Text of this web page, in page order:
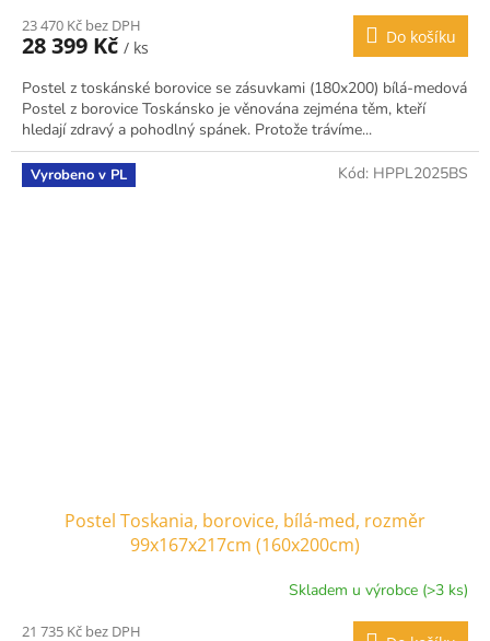
23 470 Kč bez DPH
28 399 Kč / ks
Do košíku
Postel z toskánské borovice se zásuvkami (180x200) bílá-medová
Postel z borovice Toskánsko je věnována zejména těm, kteří
hledají zdravý a pohodlný spánek. Protože trávíme...
Vyrobeno v PL
Postel Toskania, borovice, bílá-med, rozměr
99x167x217cm (160x200cm)
Skladem u výrobce (>3 ks)
21 735 Kč bez DPH
Kód: HPPL2025BS